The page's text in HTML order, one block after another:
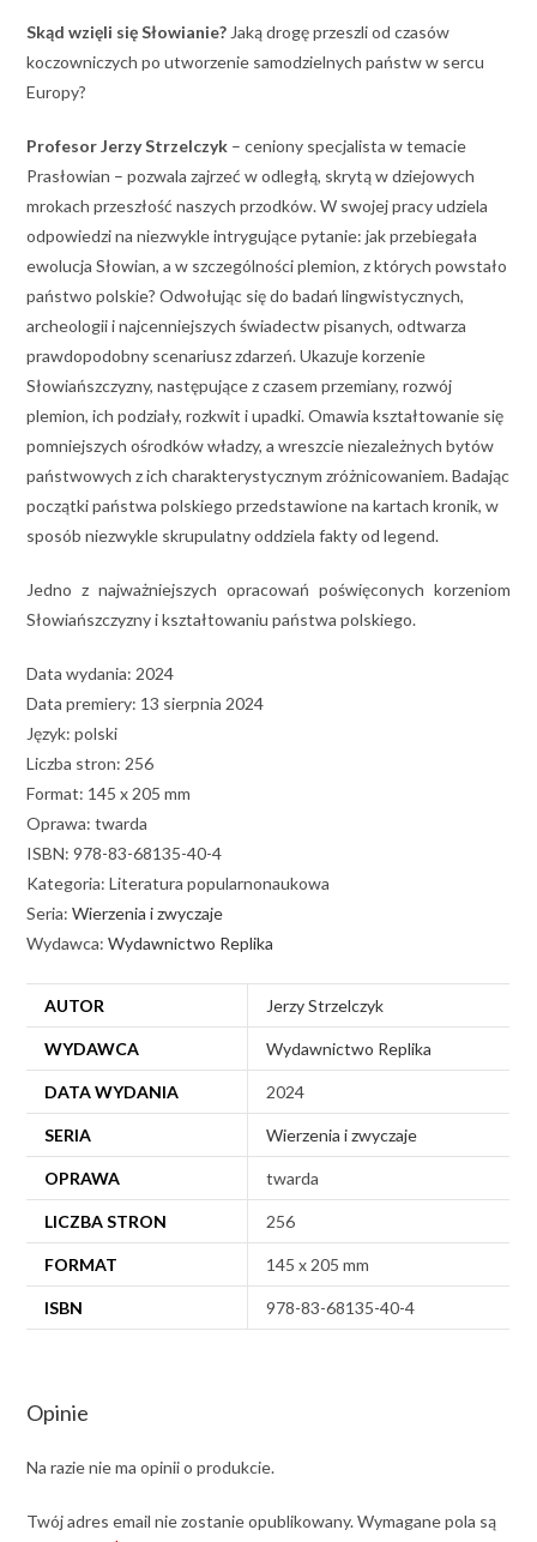
Skąd wzięli się Słowianie? Jaką drogę przeszli od czasów
koczowniczych po utworzenie samodzielnych państw w sercu
Europy?
Profesor Jerzy Strzelczyk – ceniony specjalista w temacie
Prasłowian – pozwala zajrzeć w odległą, skrytą w dziejowych
mrokach przeszłość naszych przodków. W swojej pracy udziela
odpowiedzi na niezwykle intrygujące pytanie: jak przebiegała
ewolucja Słowian, a w szczególności plemion, z których powstało
państwo polskie? Odwołując się do badań lingwistycznych,
archeologii i najcenniejszych świadectw pisanych, odtwarza
prawdopodobny scenariusz zdarzeń. Ukazuje korzenie
Słowiańszczyzny, następujące z czasem przemiany, rozwój
plemion, ich podziały, rozkwit i upadki. Omawia kształtowanie się
pomniejszych ośrodków władzy, a wreszcie niezależnych bytów
państwowych z ich charakterystycznym zróżnicowaniem. Badając
początki państwa polskiego przedstawione na kartach kronik, w
sposób niezwykle skrupulatny oddziela fakty od legend.
Jedno z najważniejszych opracowań poświęconych korzeniom
Słowiańszczyzny i kształtowaniu państwa polskiego.
Data wydania: 2024
Data premiery: 13 sierpnia 2024
Język: polski
Liczba stron: 256
Format: 145 x 205 mm
Oprawa: twarda
ISBN: 978-83-68135-40-4
Kategoria: Literatura popularnonaukowa
Seria:Wierzenia i zwyczaje
Wydawca:Wydawnictwo Replika
AUTOR Jerzy Strzelczyk
WYDAWCA Wydawnictwo Replika
DATA WYDANIA 2024
SERIA Wierzenia i zwyczaje
OPRAWA twarda
LICZBA STRON 256
FORMAT 145 x 205 mm
ISBN 978-83-68135-40-4
Opinie
Na razie nie ma opinii o produkcie.
Twój adres email nie zostanie opublikowany. Wymagane pola są